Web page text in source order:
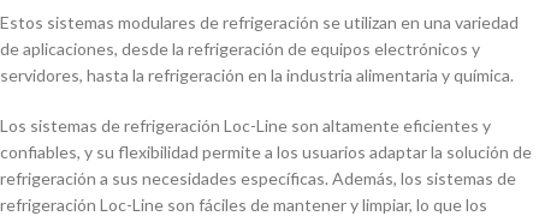
Estos sistemas modulares de refrigeración se utilizan en una variedad
de aplicaciones, desde la refrigeración de equipos electrónicos y
servidores, hasta la refrigeración en la industria alimentaria y quí­mica.
Los sistemas de refrigeración Loc-Line son altamente eficientes y
confiables, y su flexibilidad permite a los usuarios adaptar la solución de
refrigeración a sus necesidades especí­ficas. Además, los sistemas de
refrigeración Loc-Line son fáciles de mantener y limpiar, lo que los